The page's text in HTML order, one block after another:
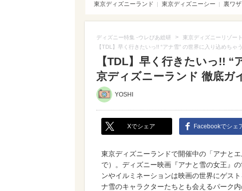
東京ディズニーランド 東京ディズニーシー 裏ワ
ディズニー特集 -ウレぴあ総研 > 東京ディズニーリゾート
【TDL】早く行きたいっ!! “アナ雪” の世界に入り込めちゃ
【TDL】早く行きたいっ!!
京ディズニーランド 徹底ガ
YOSHI
Xでシェア Facebookでシェ
東京ディズニーランドで開催中の「アナと
で）。ディズニー映画『アナと雪の女王』
ンやイルミネーションは映画の世界にゲス
ナ雪のキャラクターたちとも会えるパーク